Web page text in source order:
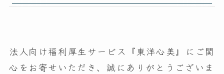
法人向け福利厚生サービス『東洋心美』にご関
心をお寄せいただき、誠にありがとうございま